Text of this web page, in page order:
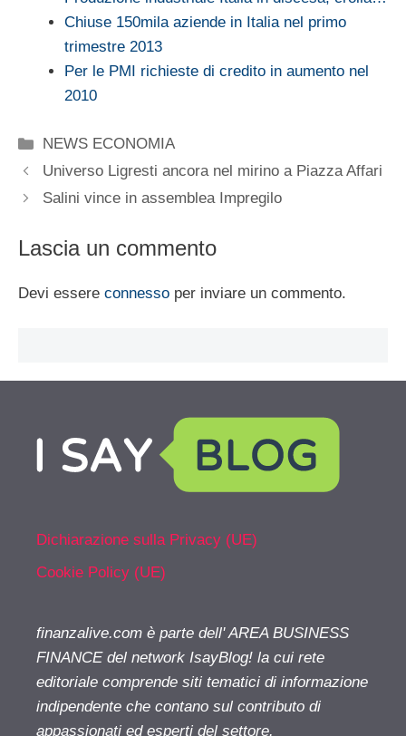
Chiuse 150mila aziende in Italia nel primo
trimestre 2013
Per le PMI richieste di credito in aumento nel
2010
Categorie
NEWS ECONOMIA
Universo Ligresti ancora nel mirino a Piazza Affari
Salini vince in assemblea Impregilo
Lascia un commento
Devi essere connesso per inviare un commento.
Dichiarazione sulla Privacy (UE)
Cookie Policy (UE)
finanzalive.com è parte dell' AREA BUSINESS
FINANCE del network IsayBlog! la cui rete
editoriale comprende siti tematici di informazione
indipendente che contano sul contributo di
appassionati ed esperti del settore.